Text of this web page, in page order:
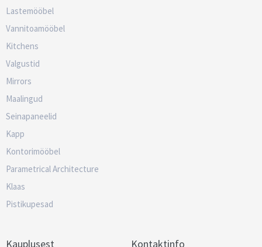
Lastemööbel
Vannitoamööbel
Kitchens
Valgustid
Mirrors
Maalingud
Seinapaneelid
Kapp
Kontorimööbel
Parametrical Architecture
Klaas
Pistikupesad
Kauplusest Kontaktinfo